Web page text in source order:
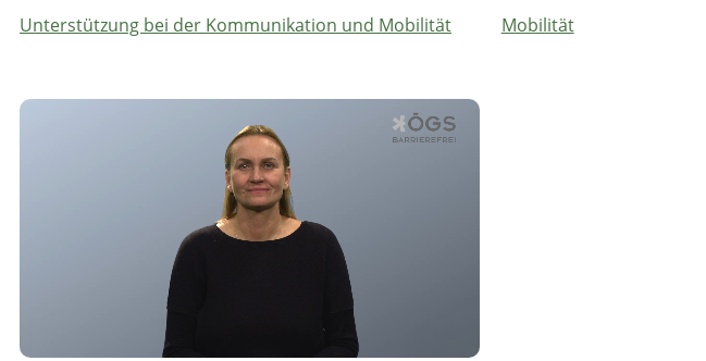
Unterstützung bei der Kommunikation und Mobilität Mobilität